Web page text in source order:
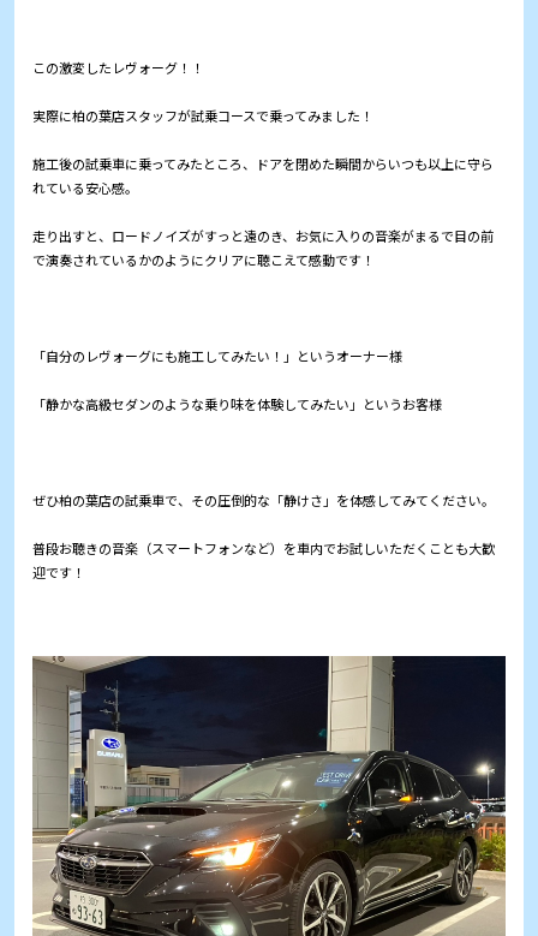
この激変したレヴォーグ！！
実際に柏の葉店スタッフが試乗コースで乗ってみました！
施工後の試乗車に乗ってみたところ、ドアを閉めた瞬間からいつも以上に守ら
れている安心感。
走り出すと、ロードノイズがすっと遠のき、お気に入りの音楽がまるで目の前
で演奏されているかのようにクリアに聴こえて感動です！
「自分のレヴォーグにも施工してみたい！」というオーナー様
「静かな高級セダンのような乗り味を体験してみたい」というお客様
ぜひ柏の葉店の試乗車で、その圧倒的な「静けさ」を体感してみてください。
普段お聴きの音楽（スマートフォンなど）を車内でお試しいただくことも大歓
迎です！